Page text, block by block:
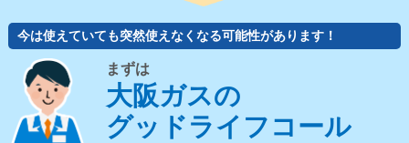
今は使えていても突然使えなくなる可能性があります！
まずは
大阪ガスの
グッドライフコール